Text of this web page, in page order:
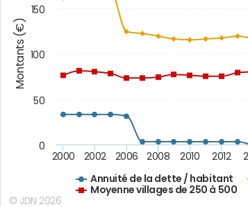
Montants (€)
Annuité de la dette / habitant
Moyenne villages de 250 à 500
2000 2002 2006 2008 2010 2012
0
50
100
150
© JDN 2026